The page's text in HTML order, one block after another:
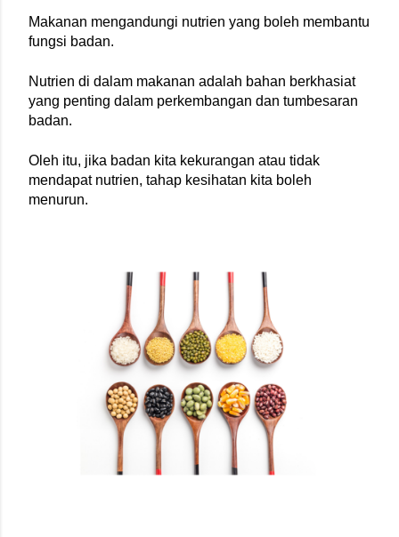
Makanan mengandungi nutrien yang boleh membantu
fungsi badan.
Nutrien di dalam makanan adalah bahan berkhasiat
yang penting dalam perkembangan dan tumbesaran
badan.
Oleh itu, jika badan kita kekurangan atau tidak
mendapat nutrien, tahap kesihatan kita boleh
menurun.